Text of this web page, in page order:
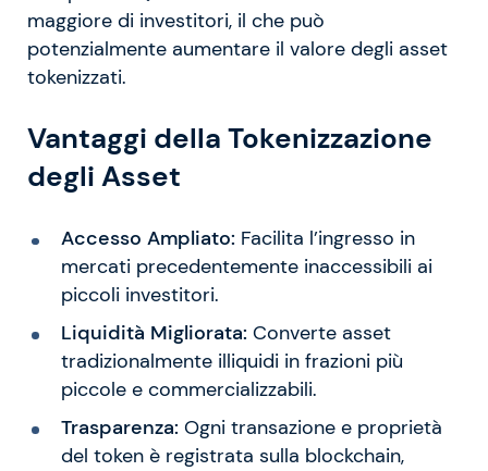
maggiore di investitori, il che può
potenzialmente aumentare il valore degli asset
tokenizzati.
Vantaggi della Tokenizzazione
degli Asset
Accesso Ampliato: Facilita l’ingresso in
mercati precedentemente inaccessibili ai
piccoli investitori.
Liquidità Migliorata: Converte asset
tradizionalmente illiquidi in frazioni più
piccole e commercializzabili.
Trasparenza: Ogni transazione e proprietà
del token è registrata sulla blockchain,